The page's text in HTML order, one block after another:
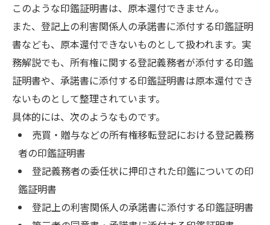
このような印鑑証明書は、原本還付できません。
また、登記上の利害関係人の承諾書に添付する印鑑証明
書なども、原本還付できないものとして扱われます。実
務解説でも、所有権に関する登記義務者が添付する印鑑
証明書や、承諾書に添付する印鑑証明書は原本還付でき
ないものとして整理されています。
具体的には、次のようなものです。
売買・贈与などの所有権移転登記における登記義務
者の印鑑証明書
登記義務者の委任状に押印された印鑑についての印
鑑証明書
登記上の利害関係人の承諾書に添付する印鑑証明書